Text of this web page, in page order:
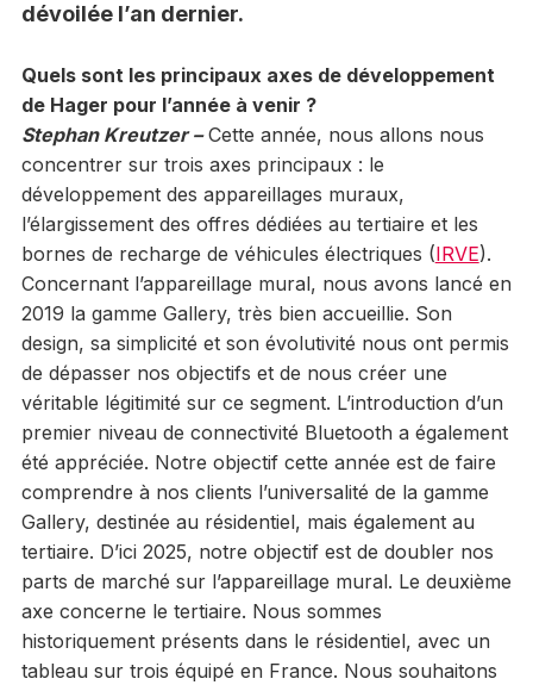
dévoilée l’an dernier.
Quels sont les principaux axes de développement
de Hager pour l’année à venir ?
Stephan Kreutzer –Cette année, nous allons nous
concentrer sur trois axes principaux : le
développement des appareillages muraux,
l’élargissement des offres dédiées au tertiaire et les
bornes de recharge de véhicules électriques (IRVE).
Concernant l’appareillage mural, nous avons lancé en
2019 la gamme Gallery, très bien accueillie. Son
design, sa simplicité et son évolutivité nous ont permis
de dépasser nos objectifs et de nous créer une
véritable légitimité sur ce segment. L’introduction d’un
premier niveau de connectivité Bluetooth a également
été appréciée. Notre objectif cette année est de faire
comprendre à nos clients l’universalité de la gamme
Gallery, destinée au résidentiel, mais également au
tertiaire. D’ici 2025, notre objectif est de doubler nos
parts de marché sur l’appareillage mural. Le deuxième
axe concerne le tertiaire. Nous sommes
historiquement présents dans le résidentiel, avec un
tableau sur trois équipé en France. Nous souhaitons